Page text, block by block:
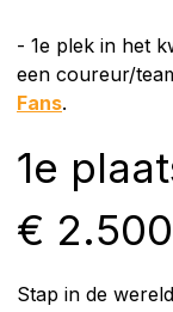
- 1e plek in het
een coureur/
Fans.
1e
€ 2.500
Stap in de